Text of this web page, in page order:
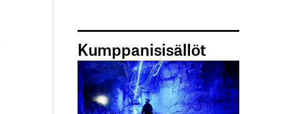
Kumppanisisällöt